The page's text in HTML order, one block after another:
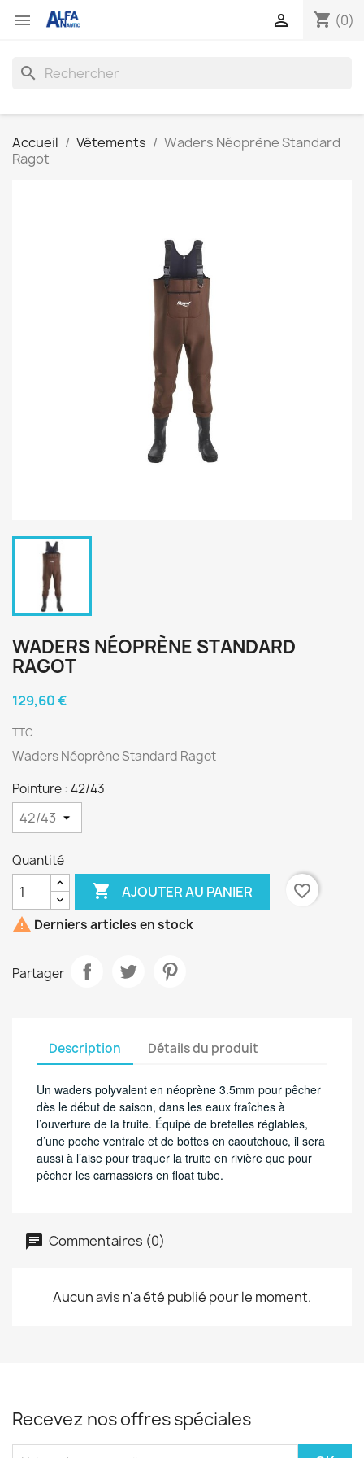
 shopping_cart (0)

search
Accueil Vêtements
Waders Néoprène Standard
Ragot
WADERS NÉOPRÈNE STANDARD
RAGOT
129,60 €
TTC
Waders Néoprène Standard Ragot
Pointure : 42/43
Quantité
 AJOUTER AU PANIER
favorite_border
 Derniers articles en stock
Partager
Description Détails du produit
Un waders polyvalent en néoprène 3.5mm pour pêcher
dès le début de saison, dans les eaux fraîches à
l’ouverture de la truite. Équipé de bretelles réglables,
d’une poche ventrale et de bottes en caoutchouc, il sera
aussi à l’aise pour traquer la truite en rivière que pour
pêcher les carnassiers en float tube.
Commentaires (0)
Aucun avis n'a été publié pour le moment.
Recevez nos offres spéciales